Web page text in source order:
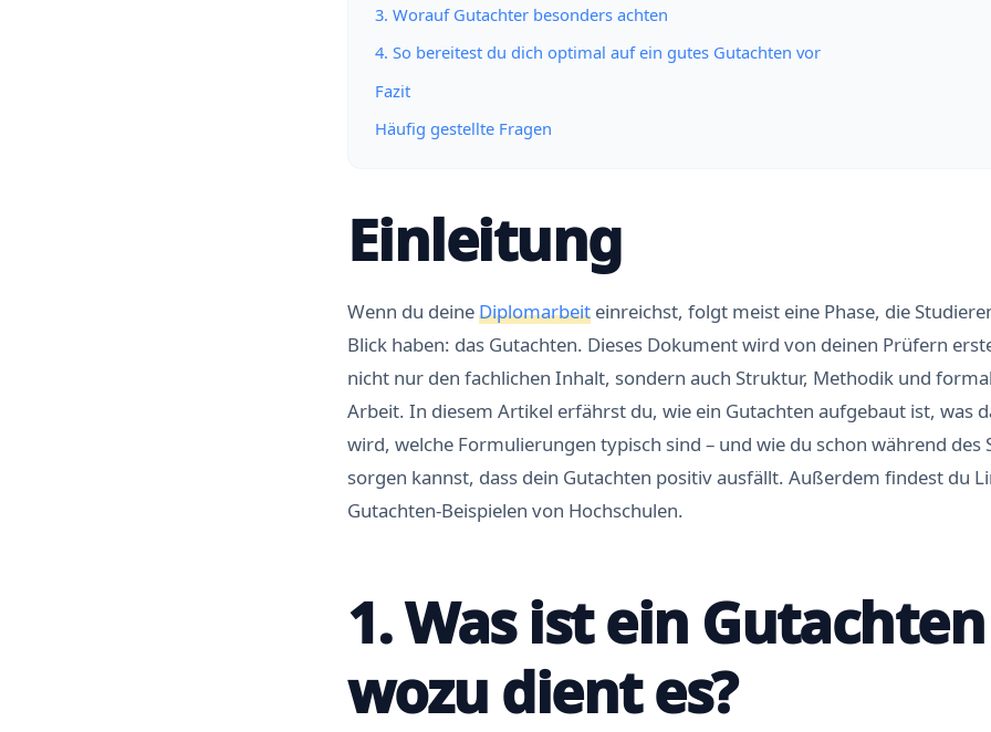
3. Worauf Gutachter besonders achten
4. So bereitest du dich optimal auf ein gutes Gutachten vor
Fazit
Häufig gestellte Fragen
Einleitung
Wenn du deineDiplomarbeit einreichst, folgt meist eine Phase, die
Blick haben: das Gutachten. Dieses Dokument wird von deinen Prüfern
nicht nur den fachlichen Inhalt, sondern auch Struktur, Methodik und
Arbeit. In diesem Artikel erfährst du, wie ein Gutachten aufgebaut ist, was
wird, welche Formulierungen typisch sind – und wie du schon während des
sorgen kannst, dass dein Gutachten positiv ausfällt. Außerdem findest du
Gutachten-Beispielen von Hochschulen.
1. Was ist ein
wozu dient es?